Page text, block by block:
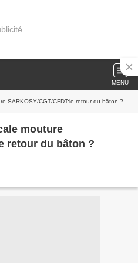
MENU
SARKOSY/CGT/CFDT:le retour du bâton ?
mouture
retour du bâton ?